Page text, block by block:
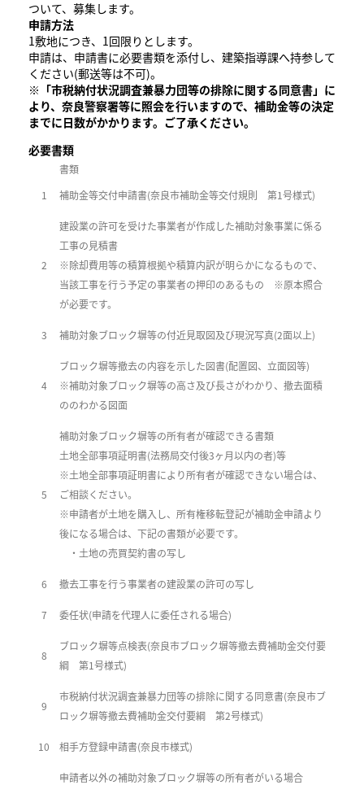
ついて、募集します。
申請方法
1敷地につき、1回限りとします。
申請は、申請書に必要書類を添付し、建築指導課へ持参して
ください(郵送等は不可)。
※「市税納付状況調査兼暴力団等の排除に関する同意書」に
より、奈良警察署等に照会を行いますので、補助金等の決定
までに日数がかかります。ご了承ください。
必要書類
書類
1
補助金等交付申請書(奈良市補助金等交付規則 第1号様式)
2
建設業の許可を受けた事業者が作成した補助対象事業に係る
工事の見積書
※除却費用等の積算根拠や積算内訳が明らかになるもので、
当該工事を行う予定の事業者の押印のあるもの ※原本照合
が必要です。
3 補助対象ブロック塀等の付近見取図及び現況写真(2面以上)
4
ブロック塀等撤去の内容を示した図書(配置図、立面図等)
※補助対象ブロック塀等の高さ及び長さがわかり、撤去面積
ののわかる図面
5
補助対象ブロック塀等の所有者が確認できる書類
土地全部事項証明書(法務局交付後3ヶ月以内の者)等
※土地全部事項証明書により所有者が確認できない場合は、
ご相談ください。
※申請者が土地を購入し、所有権移転登記が補助金申請より
後になる場合は、下記の書類が必要です。
・土地の売買契約書の写し
6 撤去工事を行う事業者の建設業の許可の写し
7 委任状(申請を代理人に委任される場合)
8
ブロック塀等点検表(奈良市ブロック塀等撤去費補助金交付要
綱 第1号様式)
9
市税納付状況調査兼暴力団等の排除に関する同意書(奈良市ブ
ロック塀等撤去費補助金交付要綱 第2号様式)
10 相手方登録申請書(奈良市様式)
申請者以外の補助対象ブロック塀等の所有者がいる場合